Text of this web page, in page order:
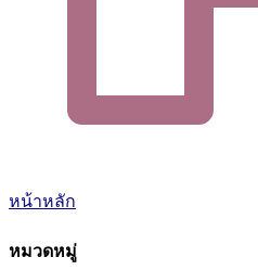
หน้าหลัก
หมวดหมู่